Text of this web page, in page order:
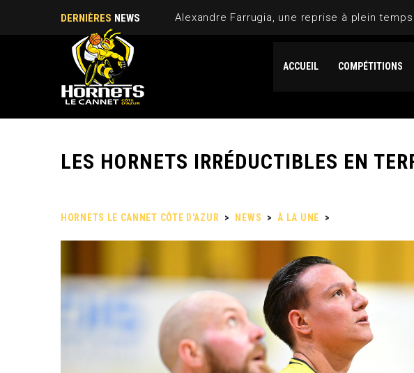
DERNIÈRES NEWS Alexandre Farrugia, une reprise à plein temps
ACCUEIL COMPÉTITIONS
LES HORNETS IRRÉDUCTIBLES EN
HORNETS LE CANNET CÔTE D'AZUR > NEWS > À LA UNE >